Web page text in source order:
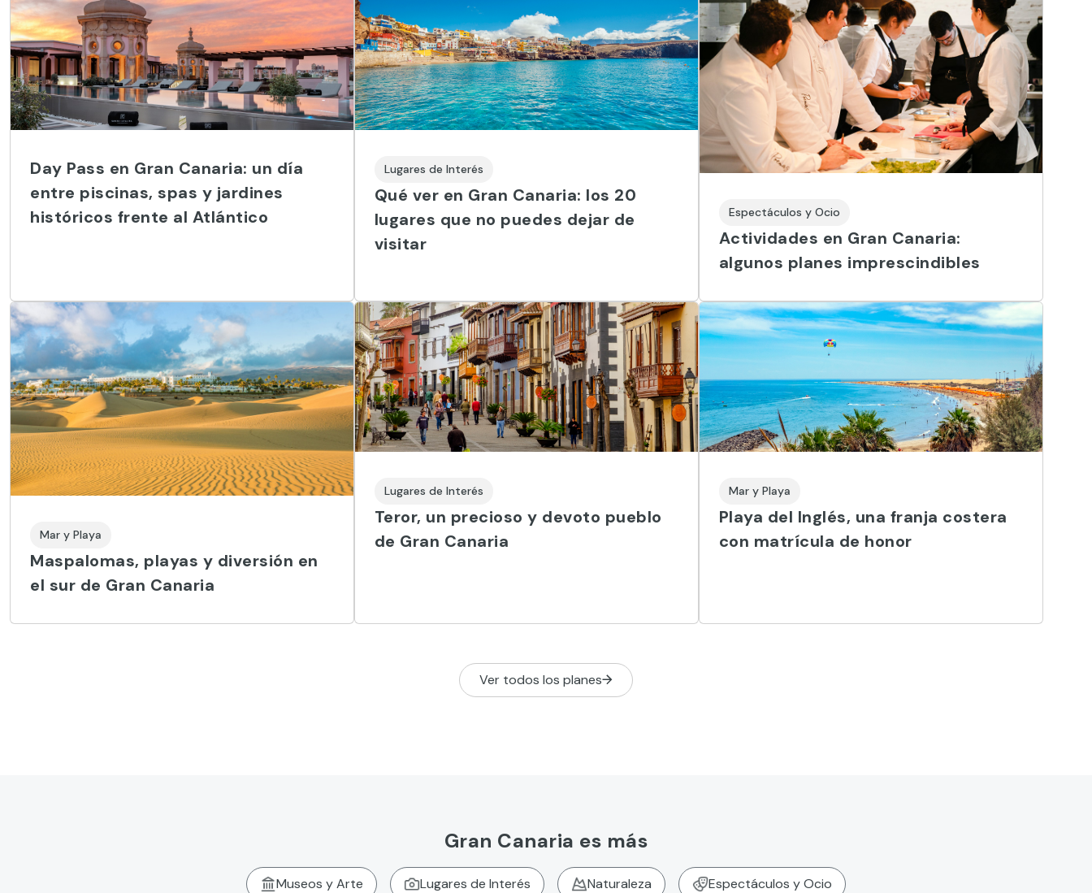
Day Pass en Gran Canaria: un día
entre piscinas, spas y jardines
históricos frente al Atlántico
Lugares de Interés
Qué ver en Gran Canaria: los 20
lugares que no puedes dejar de
visitar
Espectáculos y Ocio
Actividades en Gran Canaria:
algunos planes imprescindibles
Mar y Playa
Maspalomas, playas y diversión en
el sur de Gran Canaria
Lugares de Interés
Teror, un precioso y devoto pueblo
de Gran Canaria
Mar y Playa
Playa del Inglés, una franja costera
con matrícula de honor
Ver todos los planes
Gran Canaria es más
Museos y Arte Lugares de Interés Naturaleza Espectáculos y Ocio